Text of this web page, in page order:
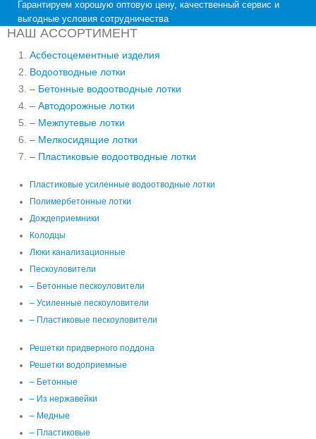
Гарантируем хорошую оптовую цену, качественный сервис и
выгодные условия сотрудничества
НАШ АССОРТИМЕНТ
Асбестоцементные изделия
Водоотводные лотки
– Бетонные водоотводные лотки
– Автодорожные лотки
– Межпутевые лотки
– Мелкосидящие лотки
– Пластиковые водоотводные лотки
Пластиковые усиленные водоотводные лотки
Полимербетонные лотки
Дождеприемники
Колодцы
Люки канализационные
Пескоуловители
– Бетонные пескоуловители
– Усиленные пескоуловители
– Пластиковые пескоуловители
Решетки придверного поддона
Решетки водоприемные
– Бетонные
– Из нержавейки
– Медные
– Пластиковые